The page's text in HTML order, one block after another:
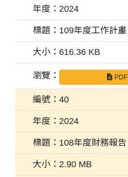
2024
109年度工作計畫
616.36 KB
PDF
40
2024
108年度財務報告
2.90 MB